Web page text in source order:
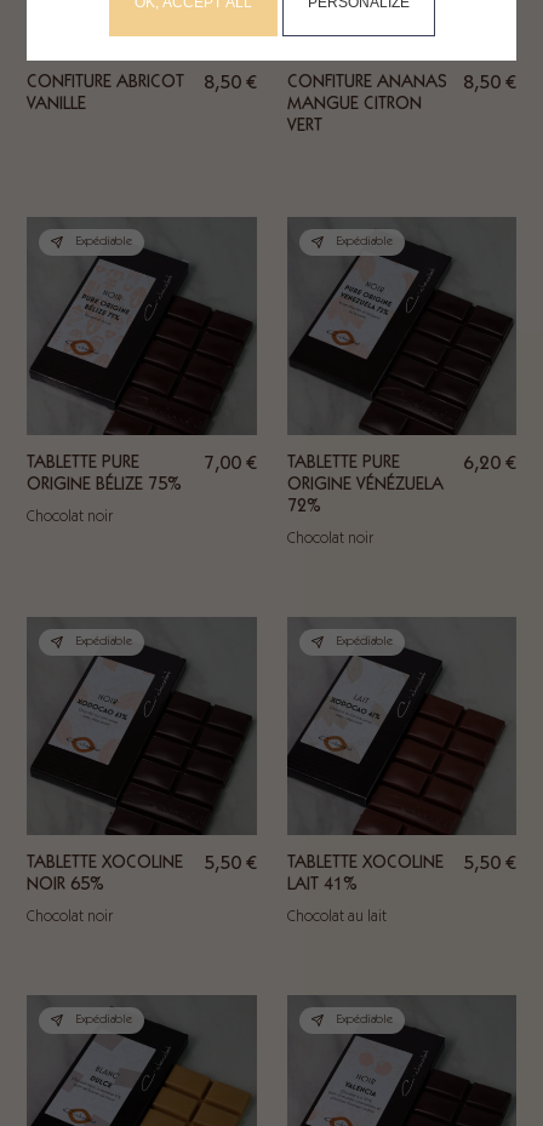
CONFITURE ABRICOT
VANILLE
8,50 €
CONFITURE ANANAS
MANGUE CITRON
VERT
8,50 €
Expédiable
TABLETTE PURE
ORIGINE BÉLIZE 75%
7,00 €
Chocolat noir
Expédiable
TABLETTE PURE
ORIGINE VÉNÉZUELA
72%
6,20 €
Chocolat noir
Expédiable
TABLETTE XOCOLINE
NOIR 65%
5,50 €
Chocolat noir
Expédiable
TABLETTE XOCOLINE
LAIT 41%
5,50 €
Chocolat au lait
Expédiable Expédiable